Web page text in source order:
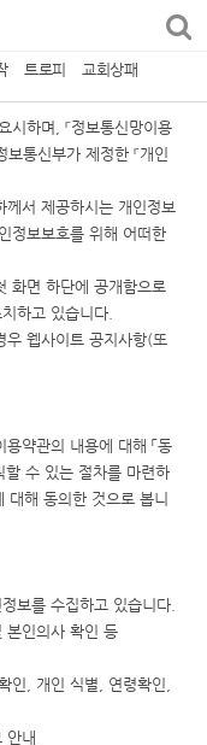
트로피 교회상패
하며, 『정보통신망이용
통신부가 제정한 『개인
서 제공하시는 개인정보
정보보호를 위해 어떠한
화면 하단에 공개함으로
하고 있습니다.
우 웹사이트 공지사항(또
약관의 내용에 대해 「동
할 수 있는 절차를 마련하
대해 동의한 것으로 봅니
보를 수집하고 있습니다.
본인의사 확인 등
인, 개인 식별, 연령확인,
안내